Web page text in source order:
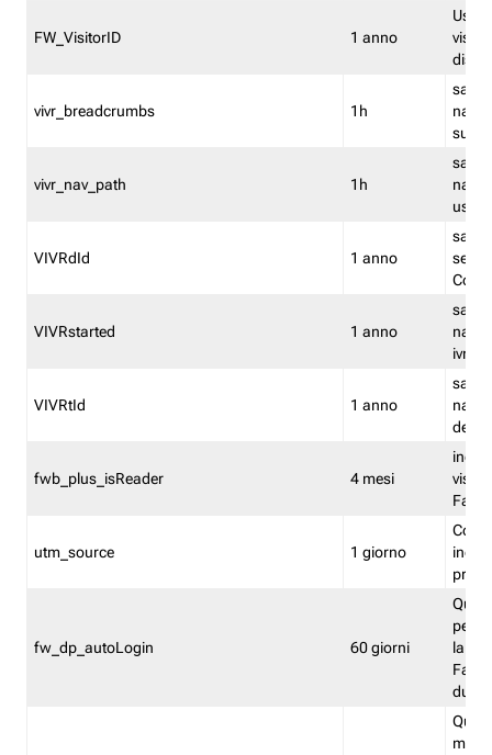
FW_VisitorID 1 anno
vivr_breadcrumbs 1h
salva
su
vivr_nav_path 1h
salva
VIVRdId 1 anno
salva
Convy
VIVRstarted 1 anno
salva
ivr
VIVRtId 1 anno
salva
del
fwb_plus_isReader 4 mesi
utm_source 1 giorno
fw_dp_autoLogin 60 giorni
la